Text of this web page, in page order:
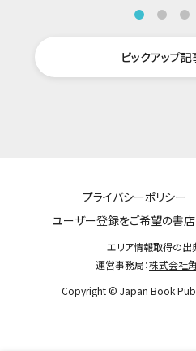
ピックアップ
プライバシーポリシー
ユーザー登録をご希望の書
エリア情報取得の出
運営事務局：株式会社
Copyright © Japan Book